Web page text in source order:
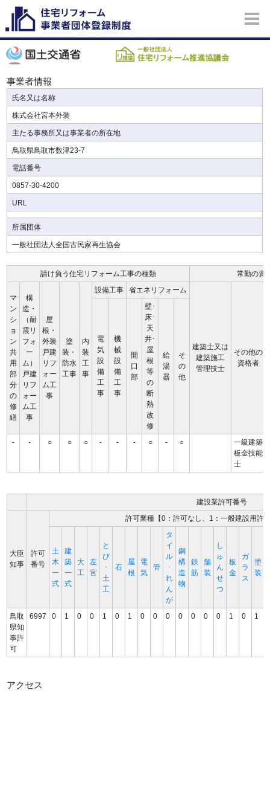
事業者情報
氏名又は名称
株式会社宮本外装
主たる事務所又は事業者の所在地
鳥取県鳥取市数津23-7
電話番号
0857-30-4200
URL
所属団体
一般社団法人全国古民家再生協会
請け負う住宅リフォーム工事の種類 常勤の資
マ
ン
シ
ョ
ン
共
用
部
分
の
修
繕
構
造・
（耐
震リ
フォ
ー
ム）
戸建
リフ
ォー
ム工
事
屋
根・
外装
戸建
リフ
ォー
ム工
事
塗
装・
防水
工事
内
装
工
事
設備工事 省エネリフォーム
建築士又は
建築施工
管理技士
その他の
資格者
電
気
設
備
工
事
機
械
設
備
工
事
開
口
部
壁･
床･
天
井･
屋
根
等
の
断
熱
改
修
給
湯
器
そ
の
他
- - ○ ○ ○ - - - ○ - ○
一級建築
板金技能
士
建設業許可番号
大臣
知事
許可
番号
許可業種【0：許可なし、1：一般建設用許
土
木
一
式
建
築
一
式
大
工
左
官
と
び
･
土
工
石
屋
根
電
気
管
タ
イ
ル
･
れ
ん
が
鋼
構
造
物
鉄
筋
舗
装
し
ゅ
ん
せ
つ
板
金
ガ
ラ
ス
塗
装
鳥取
県知
事許
可
6997 0 1 0 0 1 0 1 0 0 0 0 0 0 0 1 0 1
アクセス